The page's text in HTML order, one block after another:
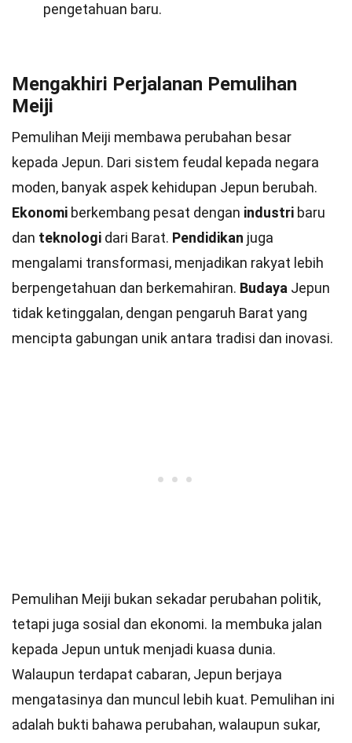
pengetahuan baru.
Mengakhiri Perjalanan Pemulihan
Meiji
Pemulihan Meiji membawa perubahan besar
kepada Jepun. Dari sistem feudal kepada negara
moden, banyak aspek kehidupan Jepun berubah.
Ekonomi berkembang pesat dengan industri baru
dan teknologi dari Barat. Pendidikan juga
mengalami transformasi, menjadikan rakyat lebih
berpengetahuan dan berkemahiran. Budaya Jepun
tidak ketinggalan, dengan pengaruh Barat yang
mencipta gabungan unik antara tradisi dan inovasi.
Pemulihan Meiji bukan sekadar perubahan politik,
tetapi juga sosial dan ekonomi. Ia membuka jalan
kepada Jepun untuk menjadi kuasa dunia.
Walaupun terdapat cabaran, Jepun berjaya
mengatasinya dan muncul lebih kuat. Pemulihan ini
adalah bukti bahawa perubahan, walaupun sukar,